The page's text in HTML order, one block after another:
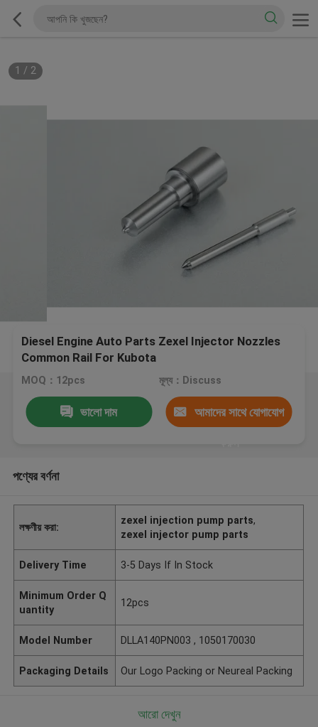
1 / 2
Diesel Engine Auto Parts Zexel Injector Nozzles
Common Rail For Kubota
MOQ：12pcs মূল্য：Discuss
ভালো দাম আমাদের সাথে যোগাযোগ
পণ্যের বর্ণনা
লক্ষণীয় করা:
zexel injection pump parts,
zexel injector pump parts
Delivery Time 3-5 Days If In Stock
Minimum Order Q
uantity
12pcs
Model Number DLLA140PN003 , 1050170030
Packaging Details Our Logo Packing or Neureal Packing
আরো দেখুন